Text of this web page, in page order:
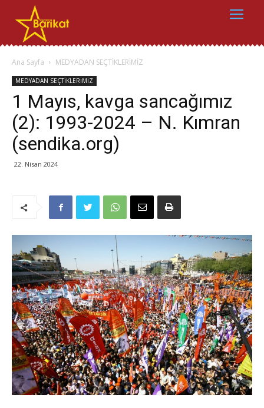
Ana Sayfa MEDYADAN SEÇTİKLERİMİZ
MEDYADAN SEÇTİKLERİMİZ
1 Mayıs, kavga sancağımız
(2): 1993-2024 – N. Kımran
(sendika.org)
22. Nisan 2024